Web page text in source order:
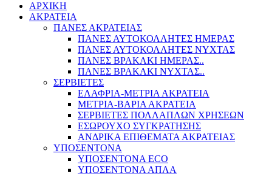
ΑΡΧΙΚΗ
ΑΚΡΑΤΕΙΑ
ΠΑΝΕΣ ΑΚΡΑΤΕΙΑΣ
ΠΑΝΕΣ ΑΥΤΟΚΟΛΛΗΤΕΣ ΗΜΕΡΑΣ
ΠΑΝΕΣ ΑΥΤΟΚΟΛΛΗΤΕΣ ΝΥΧΤΑΣ
ΠΑΝΕΣ ΒΡΑΚΑΚΙ ΗΜΕΡΑΣ..
ΠΑΝΕΣ ΒΡΑΚΑΚΙ ΝΥΧΤΑΣ..
ΣΕΡΒΙΕΤΕΣ
ΕΛΑΦΡΙΑ-ΜΕΤΡΙΑ ΑΚΡΑΤΕΙΑ
ΜΕΤΡΙΑ-ΒΑΡΙΑ ΑΚΡΑΤΕΙΑ
ΣΕΡΒΙΕΤΕΣ ΠΟΛΛΑΠΛΩΝ ΧΡΗΣΕΩΝ
ΕΣΩΡΟΥΧΟ ΣΥΓΚΡΑΤΗΣΗΣ
ΑΝΔΡΙΚΑ ΕΠΙΘΕΜΑΤΑ ΑΚΡΑΤΕΙΑΣ
ΥΠΟΣΕΝΤΟΝΑ
ΥΠΟΣΕΝΤΟΝΑ ECO
ΥΠΟΣΕΝΤΟΝΑ ΑΠΛΑ